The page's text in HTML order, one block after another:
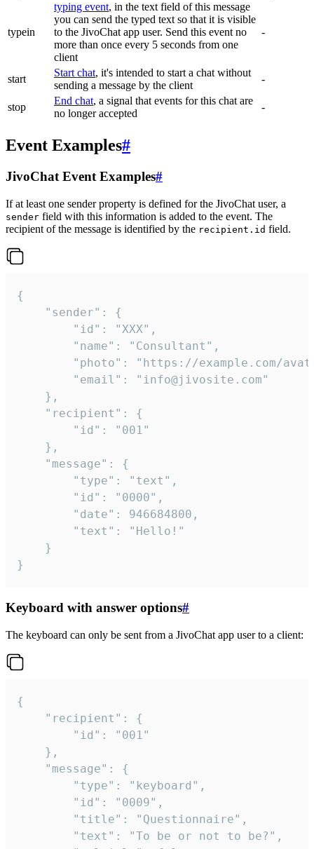
typein
typing event, in the text field of this message
you can send the typed text so that it is visible
to the JivoChat app user. Send this event no
more than once every 5 seconds from one
client
-
start
Start chat, it's intended to start a chat without
sending a message by the client
-
stop
End chat, a signal that events for this chat are
no longer accepted
-
Event Examples#
JivoChat Event Examples#
If at least one sender property is defined for the JivoChat user, a
sender field with this information is added to the event. The
recipient of the message is identified by the recipient.id field.
{
}
Keyboard with answer options#
The keyboard can only be sent from a JivoChat app user to a client:
{